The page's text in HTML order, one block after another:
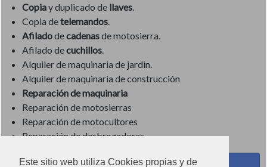
Este sitio web utiliza Cookies propias y de
Copiay duplicado de llaves
Copia detelemandos
Afiladodecadenasde motosierra.
Afilado decuchillos
Alquiler de maquinaria de jardin.
Alquiler de maquinaria de construcción
Reparación de maquinaria
Reparación de motosierras
Reparación de motocultores
Reparación de desbrozadoras
Coses de Cuina - Menaje y hogar en Facebook